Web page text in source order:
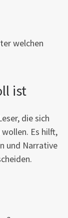
welchen
ist
die sich
Es hilft,
und Narrative